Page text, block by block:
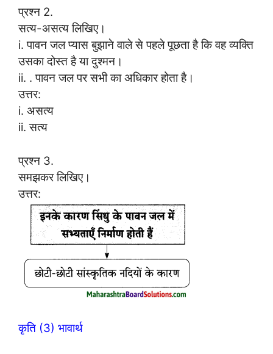
प्रश्न 2.
सत्य-असत्य लिखिए।
i. पावन जल प्यास बुझाने वाले से पहले पूछता है कि वह व्यक्ति
उसका दोस्त है या दुश्मन।
ii. . पावन जल पर सभी का अधिकार होता है।
उत्तर:
i. असत्य
ii. सत्य
प्रश्न 3.
समझकर लिखिए।
उत्तर:
कृति (3) भावार्थ